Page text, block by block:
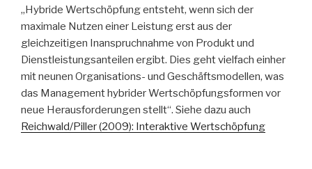
„Hybride Wertschöpfung entsteht, wenn sich der
maximale Nutzen einer Leistung erst aus der
gleichzeitigen Inanspruchnahme von Produkt und
Dienstleistungsanteilen ergibt. Dies geht vielfach einher
mit neunen Organisations- und Geschäftsmodellen, was
das Management hybrider Wertschöpfungsformen vor
neue Herausforderungen stellt“. Siehe dazu auch
Reichwald/Piller (2009): Interaktive Wertschöpfung